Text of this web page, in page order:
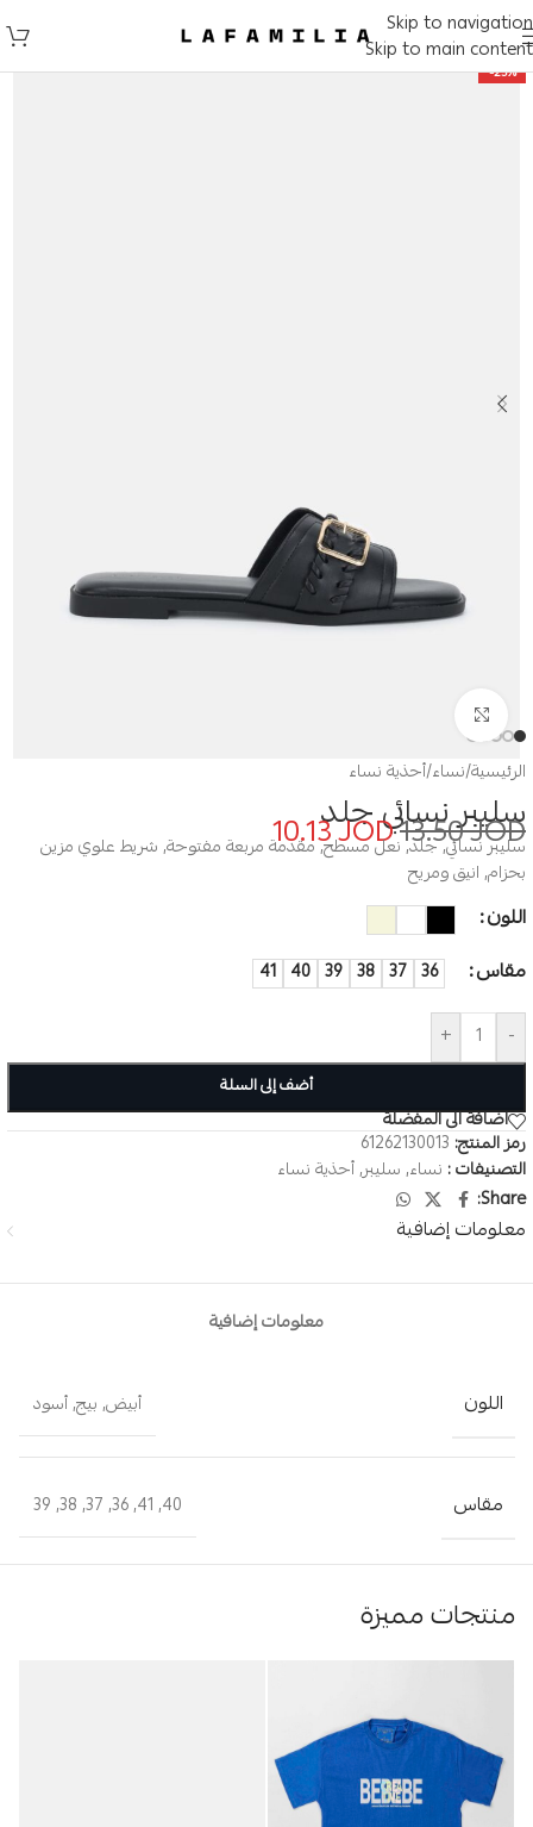
Skip to navigation
Skip to main content
-25%
الرئيسية/نساء/أحذية نساء
سليبر نسائي جلد
13.50JOD
10.13JOD
سليبر نسائي, جلد, نعل مسطح, مقدمة مربعة مفتوحة, شريط علوي مزين
بحزام, انيق ومريح
اللون
مقاس
36
37
38
39
40
41
-
+
أضف إلى السلة
اضافة الى المفضلة
رمز المنتج: 61262130013
التصنيفات : نساء, سليبر,أحذية نساء
Share:
معلومات إضافية
معلومات إضافية
اللون أبيض, بيج,أسود
مقاس 40
,
41
,
36
,
37
,
38
,
39
منتجات مميزة